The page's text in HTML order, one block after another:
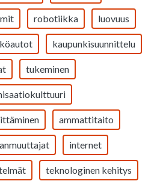
robotiikka luovuus
kaupunkisuunnittelu
tukeminen
ammattitaito
internet
teknologinen kehitys